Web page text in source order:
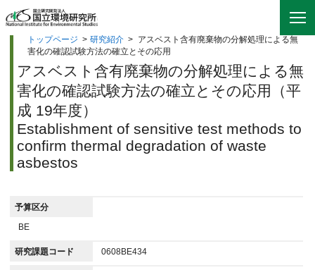
トップページ > 研究紹介 > アスベスト含有廃棄物の分解処理による無
害化の確認試験方法の確立とその応用
アスベスト含有廃棄物の分解処理による無
害化の確認試験方法の確立とその応用（平
成 19年度）
Establishment of sensitive test methods to
confirm thermal degradation of waste
asbestos
予算区分
BE
研究課題コード 0608BE434